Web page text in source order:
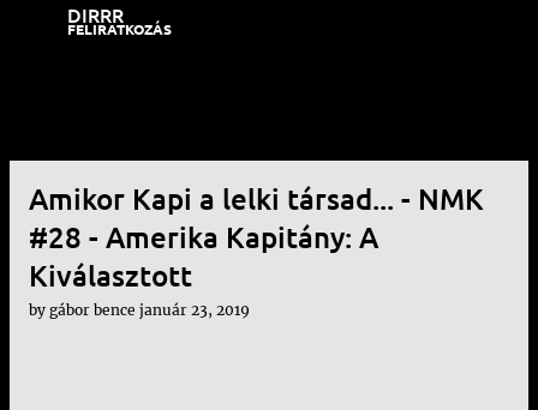
DIRRR
FELIRATKOZÁS
Amikor Kapi a lelki társad... - NMK
#28 - Amerika Kapitány: A
Kiválasztott
by gábor bence január 23, 2019